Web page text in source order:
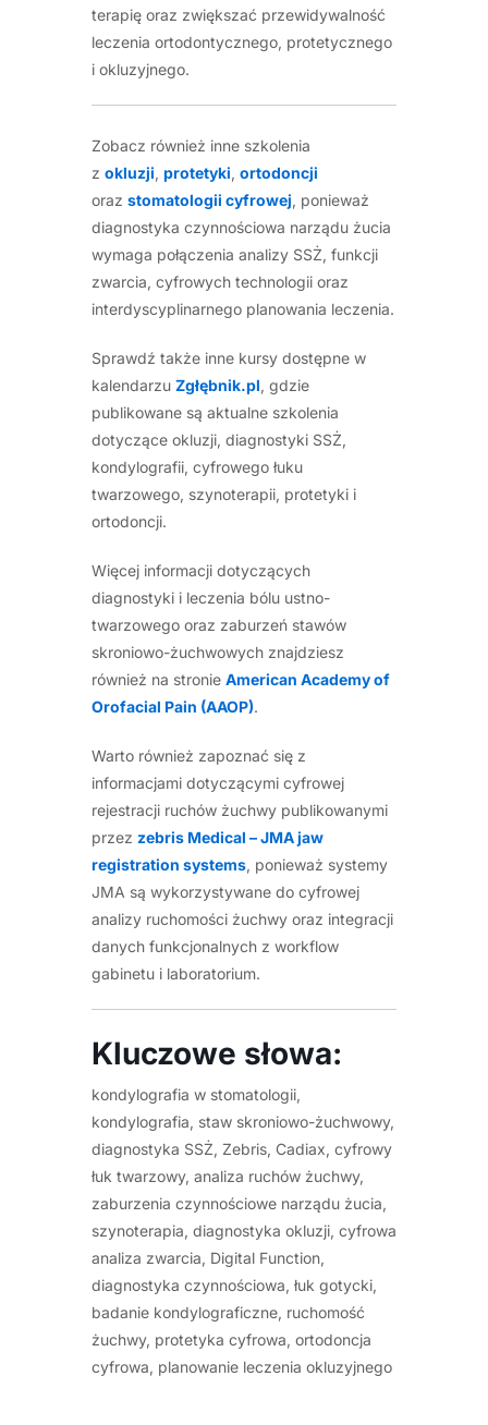
terapię oraz zwiększać przewidywalność
leczenia ortodontycznego, protetycznego
i okluzyjnego.
Zobacz również inne szkolenia
z okluzji, protetyki, ortodoncji
oraz stomatologii cyfrowej, ponieważ
diagnostyka czynnościowa narządu żucia
wymaga połączenia analizy SSŻ, funkcji
zwarcia, cyfrowych technologii oraz
interdyscyplinarnego planowania leczenia.
Sprawdź także inne kursy dostępne w
kalendarzu Zgłębnik.pl, gdzie
publikowane są aktualne szkolenia
dotyczące okluzji, diagnostyki SSŻ,
kondylografii, cyfrowego łuku
twarzowego, szynoterapii, protetyki i
ortodoncji.
Więcej informacji dotyczących
diagnostyki i leczenia bólu ustno-
twarzowego oraz zaburzeń stawów
skroniowo-żuchwowych znajdziesz
również na stronie American Academy of
Orofacial Pain (AAOP).
Warto również zapoznać się z
informacjami dotyczącymi cyfrowej
rejestracji ruchów żuchwy publikowanymi
przez zebris Medical – JMA jaw
registration systems, ponieważ systemy
JMA są wykorzystywane do cyfrowej
analizy ruchomości żuchwy oraz integracji
danych funkcjonalnych z workflow
gabinetu i laboratorium.
Kluczowe słowa:
kondylografia w stomatologii,
kondylografia, staw skroniowo-żuchwowy,
diagnostyka SSŻ, Zebris, Cadiax, cyfrowy
łuk twarzowy, analiza ruchów żuchwy,
zaburzenia czynnościowe narządu żucia,
szynoterapia, diagnostyka okluzji, cyfrowa
analiza zwarcia, Digital Function,
diagnostyka czynnościowa, łuk gotycki,
badanie kondylograficzne, ruchomość
żuchwy, protetyka cyfrowa, ortodoncja
cyfrowa, planowanie leczenia okluzyjnego